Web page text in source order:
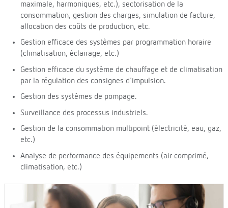
maximale, harmoniques, etc.), sectorisation de la
consommation, gestion des charges, simulation de facture,
allocation des coûts de production, etc.
Gestion efficace des systèmes par programmation horaire
(climatisation, éclairage, etc.)
Gestion efficace du système de chauffage et de climatisation
par la régulation des consignes d'impulsion.
Gestion des systèmes de pompage.
Surveillance des processus industriels.
Gestion de la consommation multipoint (électricité, eau, gaz,
etc.)
Analyse de performance des équipements (air comprimé,
climatisation, etc.)